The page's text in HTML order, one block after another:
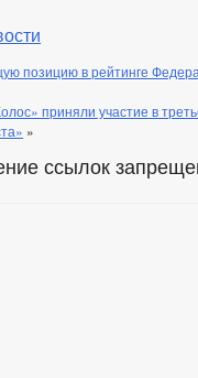
позицию в рейтинге
приняли участие в
»
ссылок